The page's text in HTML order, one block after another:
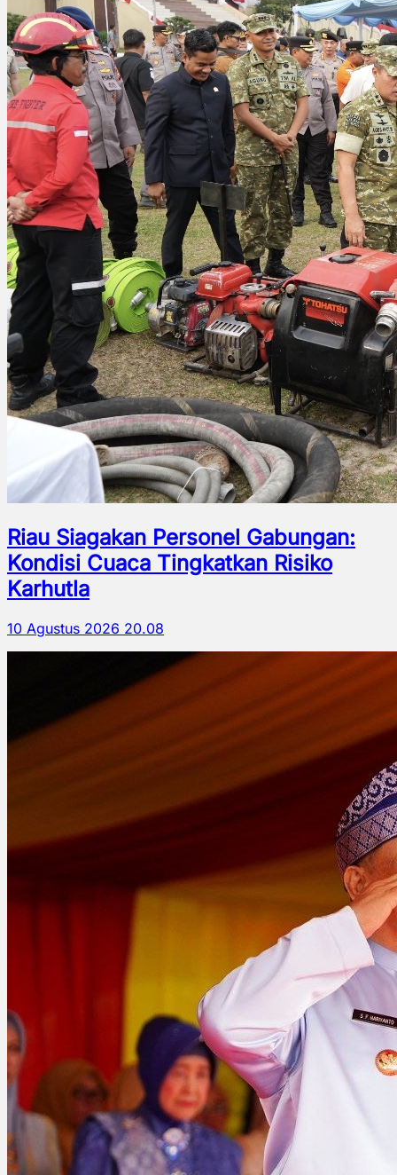
Riau Siagakan Personel Gabungan:
Kondisi Cuaca Tingkatkan Risiko
Karhutla
10 Agustus 2026 20.08